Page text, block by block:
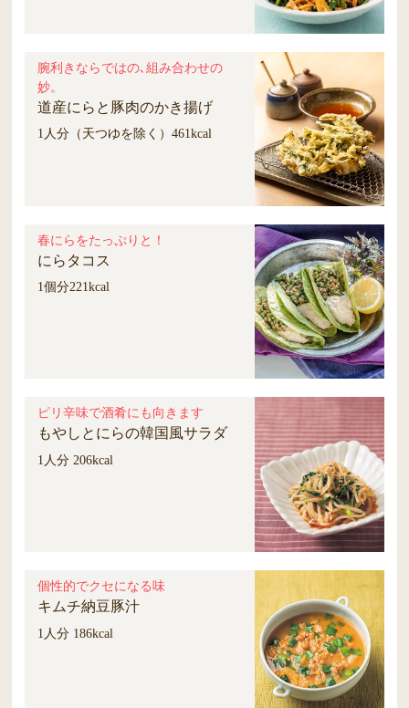
腕利きならではの､組み合わせの
妙。
道産にらと豚肉のかき揚げ
1人分（天つゆを除く）461kcal
春にらをたっぷりと！
にらタコス
1個分221kcal
ピリ辛味で酒肴にも向きます
もやしとにらの韓国風サラダ
1人分 206kcal
個性的でクセになる味
キムチ納豆豚汁
1人分 186kcal